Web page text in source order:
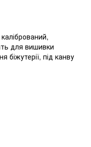
для вишивки
біжутерії, під канву